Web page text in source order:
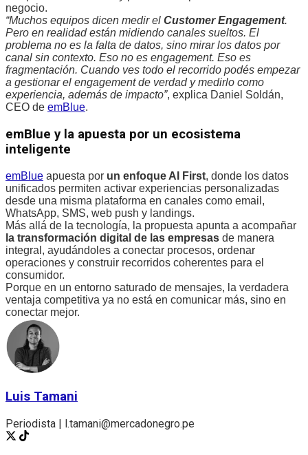
negocio.
“Muchos equipos dicen medir el Customer Engagement.
Pero en realidad están midiendo canales sueltos. El
problema no es la falta de datos, sino mirar los datos por
canal sin contexto. Eso no es engagement. Eso es
fragmentación. Cuando ves todo el recorrido podés empezar
a gestionar el engagement de verdad y medirlo como
experiencia, además de impacto”, explica Daniel Soldán,
CEO de emBlue.
emBlue y la apuesta por un ecosistema
inteligente
emBlue apuesta por un enfoque AI First, donde los datos
unificados permiten activar experiencias personalizadas
desde una misma plataforma en canales como email,
WhatsApp, SMS, web push y landings.
Más allá de la tecnología, la propuesta apunta a acompañar
la transformación digital de las empresas de manera
integral, ayudándoles a conectar procesos, ordenar
operaciones y construir recorridos coherentes para el
consumidor.
Porque en un entorno saturado de mensajes, la verdadera
ventaja competitiva ya no está en comunicar más, sino en
conectar mejor.
Luis Tamani
Periodista | l.tamani@mercadonegro.pe